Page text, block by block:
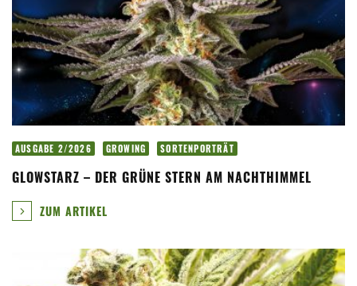
AUSGABE 2/2026 GROWING SORTENPORTRÄT
GLOWSTARZ – DER GRÜNE STERN AM NACHTHIMMEL
ZUM ARTIKEL